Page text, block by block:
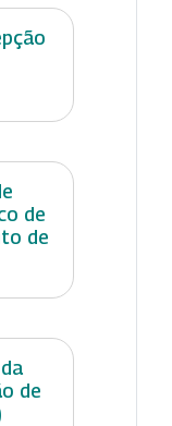
de
de
de